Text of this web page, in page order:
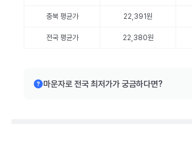
충북평균가 22,391원
전국 평균가 22,380원
마운자로 전국 최저가가 궁금하다면?